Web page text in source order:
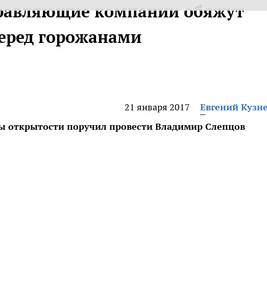
компании обяжут
горожанами
21 января 2017
Евгений
открытости поручил провести Владимир Слепцов